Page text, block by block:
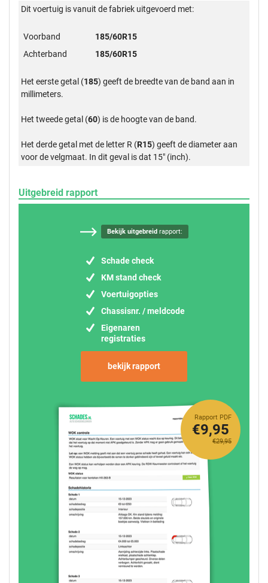
Dit voertuig is vanuit de fabriek uitgevoerd met:
Voorband
185/60R15
Achterband
185/60R15
Het eerste getal (185) geeft de breedte van de band aan in
millimeters.
Het tweede getal (60) is de hoogte van de band.
Het derde getal met de letter R (R15) geeft de diameter aan
voor de velgmaat. In dit geval is dat 15" (inch).
Uitgebreid rapport
Bekijk uitgebreidrapport:
Schade check
KM stand check
Voertuigopties
Chassisnr. / meldcode
Eigenaren
registraties
bekijk rapport
Rapport PDF
€29,95
€9,95